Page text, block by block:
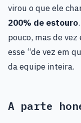
virou o que ele
200% de estouro
pouco, mas de
esse “de vez em
da equipe inteira.
A parte